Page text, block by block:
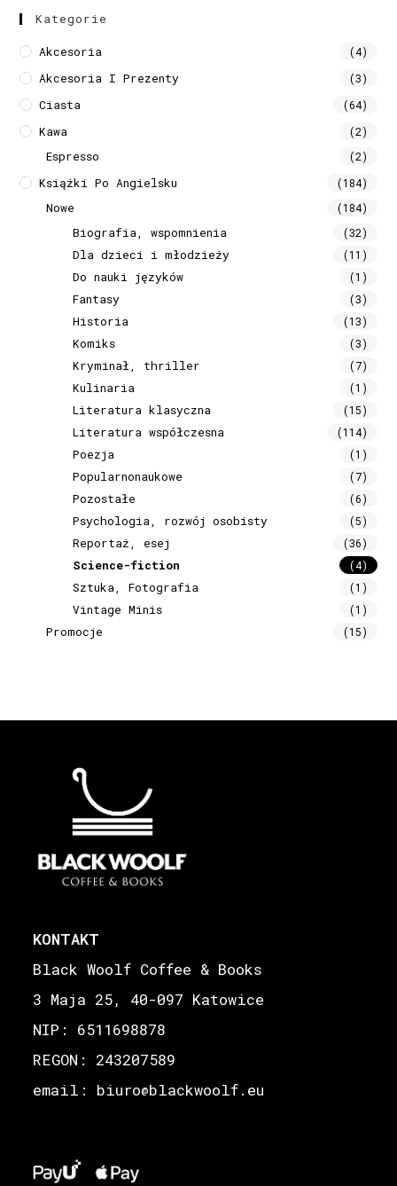
Kategorie
Akcesoria (4)
Akcesoria I Prezenty (3)
Ciasta (64)
Kawa (2)
Espresso (2)
Książki Po Angielsku (184)
Nowe (184)
Biografia, wspomnienia (32)
Dla dzieci i młodzieży (11)
Do nauki języków (1)
Fantasy (3)
Historia (13)
Komiks (3)
Kryminał, thriller (7)
Kulinaria (1)
Literatura klasyczna (15)
Literatura współczesna (114)
Poezja (1)
Popularnonaukowe (7)
Pozostałe (6)
Psychologia, rozwój osobisty (5)
Reportaż, esej (36)
Science-fiction (4)
Sztuka, Fotografia (1)
Vintage Minis (1)
Promocje (15)
KONTAKT
Black Woolf Coffee & Books
3 Maja 25, 40-097 Katowice
NIP: 6511698878
REGON: 243207589
email: biuro@blackwoolf.eu